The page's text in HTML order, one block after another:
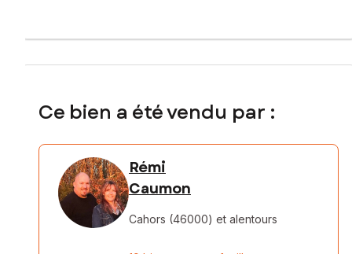
Ce bien a été vendu par :
Rémi
Caumon
Cahors (46000) et alentours